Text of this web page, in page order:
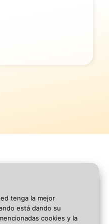
tenga la mejor
está dando su
cookies y la